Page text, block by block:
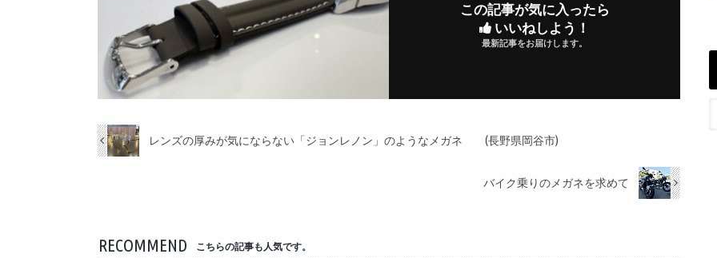
この記事が気に入ったら
いいねしよう！
最新記事をお届けします。
レンズの厚みが気にならない「ジョンレノン」のようなメガネ (長野県岡谷市)
バイク乗りのメガネを求めて
RECOMMEND こちらの記事も人気です。